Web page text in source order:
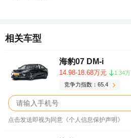
相关车型
海豹07 DM-i
14.98-18.68万元
1.34万
竞争力指数：65.4
点击发送即视为同意《个人信息保护声明》